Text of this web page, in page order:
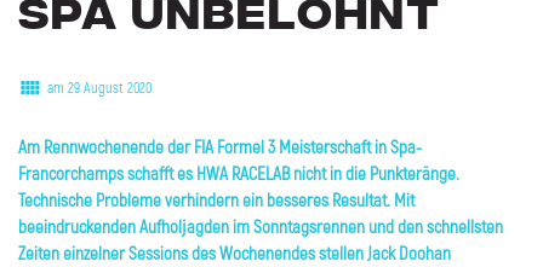
SPA UNBELOHNT
am 29 August 2020
Am Rennwochenendeder FIA Formel 3 Meisterschaft in Spa-
Francorchamps schafft es HWA RACELAB nicht in die Punkteränge.
Technische Probleme verhindern ein besseres Resultat. Mit
beeindruckenden Aufholjagden im Sonntagsrennen und den schnellsten
Zeiten einzelner Sessions des Wochenendes stellen Jack Doohan